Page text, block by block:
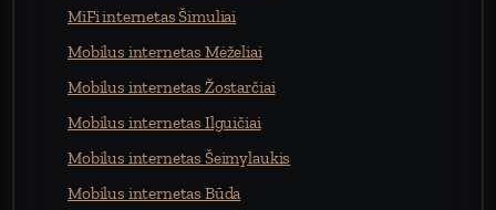
MiFi internetas Šimuliai
Mobilus internetas Mėželiai
Mobilus internetas Žostarčiai
Mobilus internetas Ilguičiai
Mobilus internetas Šeimylaukis
Mobilus internetas Būda